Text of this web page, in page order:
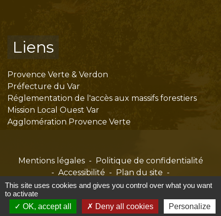
Liens
Provence Verte & Verdon
Préfecture du Var
Réglementation de l'accès aux massifs forestiers
Mission Local Ouest Var
Agglomération Provence Verte
Mentions légales - Politique de confidentialité
- Accessibilité - Plan du site -
Gestion des cookies
Site créé en partenariat avec Réseau des Communes
This site uses cookies and gives you control over what you want
to activate
OK, accept all
Deny all cookies Personalize